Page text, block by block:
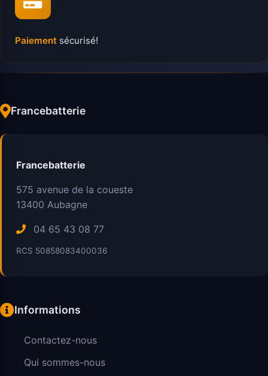
Paiement sécurisé!
Francebatterie
Francebatterie
575 avenue de la coueste
13400 Aubagne
04 65 43 08 77
RCS 50858083400036
Informations
Contactez-nous
Qui sommes-nous